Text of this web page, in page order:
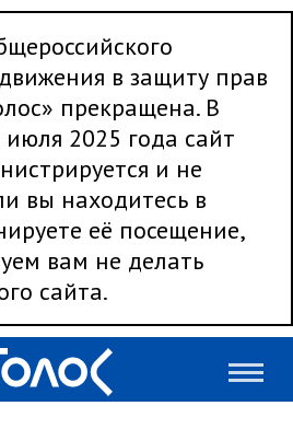
в защиту прав
прекращена. В
июля 2025 года сайт
и не
вы находитесь в
её посещение,
вам не делать
сайта.